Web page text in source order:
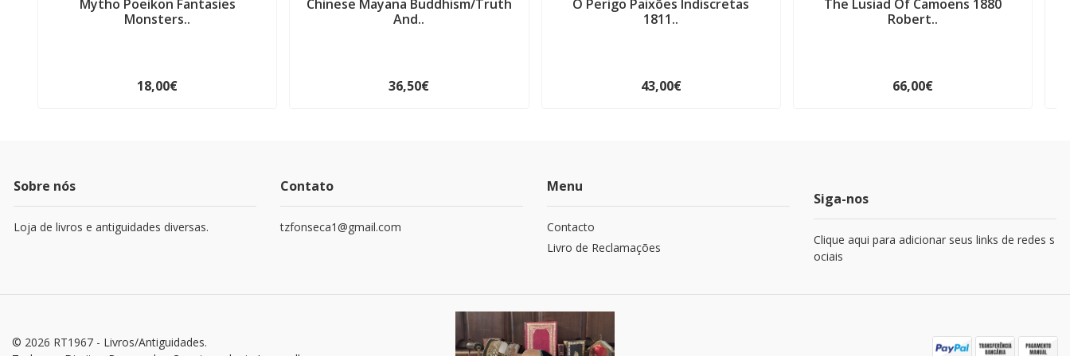
Mytho Poeikon Fantasies
Monsters..
18,00€
Chinese Mayana Buddhism/Truth
And..
36,50€
O Perigo Paixões Indiscretas
1811..
43,00€
The Lusiad Of Camoens 1880
Robert..
66,00€
Sobre nós
Loja de livros e antiguidades diversas.
Contato
tzfonseca1@gmail.com
Menu
Contacto
Livro de Reclamações
Siga-nos
Clique aqui para adicionar seus links de redes s
ociais
© 2026 RT1967 - Livros/Antiguidades.